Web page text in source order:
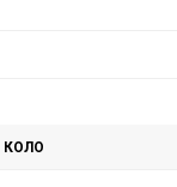
КОЛО